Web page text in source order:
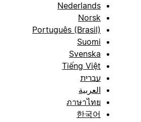
Nederlands
Norsk
Português (Brasil)
Suomi
Svenska
Tiếng Việt
עברית
العربية
ภาษาไทย
한국어